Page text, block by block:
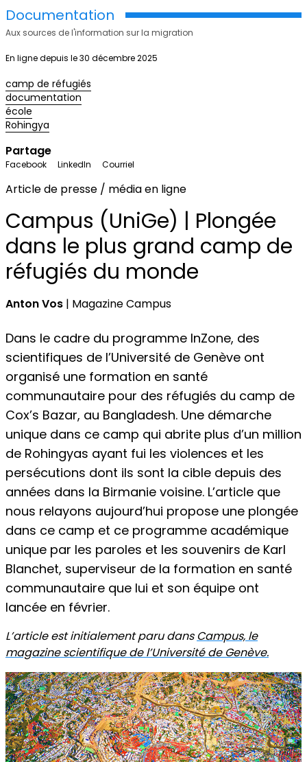
Documentation
Aux sources de l'information sur la migration
En ligne depuis le 30 décembre 2025
camp de réfugiés
documentation
école
Rohingya
Partage
Facebook LinkedIn Courriel
Article de presse / média en ligne
Campus (UniGe) | Plongée
dans le plus grand camp de
réfugiés du monde
Anton Vos | Magazine Campus
Dans le cadre du programme InZone, des
scientifiques de l’Université de Genève ont
organisé une formation en santé
communautaire pour des réfugiés du camp de
Cox’s Bazar, au Bangladesh. Une démarche
unique dans ce camp qui abrite plus d’un million
de Rohingyas ayant fui les violences et les
persécutions dont ils sont la cible depuis des
années dans la Birmanie voisine. L’article que
nous relayons aujourd’hui propose une plongée
dans ce camp et ce programme académique
unique par les paroles et les souvenirs de Karl
Blanchet, superviseur de la formation en santé
communautaire que lui et son équipe ont
lancée en février.
L’article est initialement paru dans Campus, le
magazine scientifique de l’Université de Genève.